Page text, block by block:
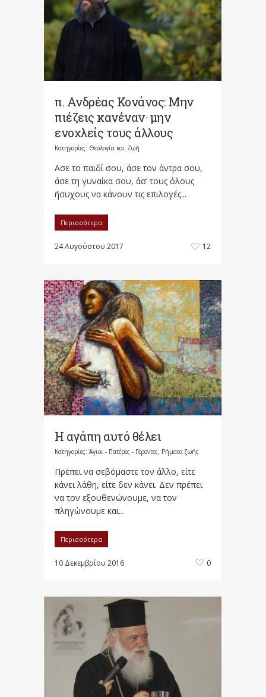
π. Ανδρέας Κονάνος: Μην
πιέζεις κανέναν· μην
ενοχλείς τους άλλους
Κατηγορίες: Θεολογία και Ζωή
Ασε το παιδί σου, άσε τον άντρα σου,
άσε τη γυναίκα σου, άσ’ τους όλους
ήσυχους να κάνουν τις επιλογές...
Περισσότερα
24 Αυγούστου 2017 12
Η αγάπη αυτό θέλει
Κατηγορίες: Άγιοι - Πατέρες - Γέροντες, Ρήματα ζωής
Πρέπει να σεβόμαστε τον άλλο, είτε
κάνει λάθη, είτε δεν κάνει. Δεν πρέπει
να τον εξουθενώνουμε, να τον
πληγώνουμε και...
Περισσότερα
10 Δεκεμβρίου 2016 0